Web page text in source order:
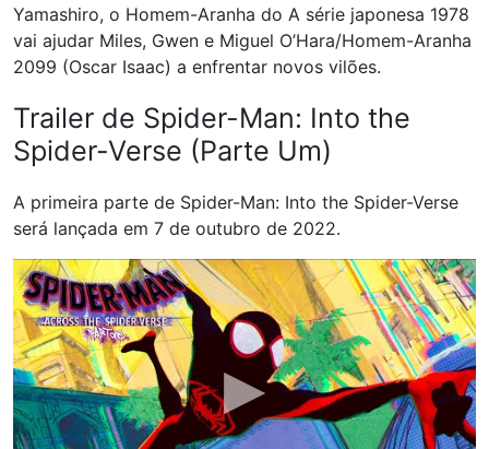
Yamashiro, o Homem-Aranha do A série japonesa 1978
vai ajudar Miles, Gwen e Miguel O’Hara/Homem-Aranha
2099 (Oscar Isaac) a enfrentar novos vilões.
Trailer de Spider-Man: Into the
Spider-Verse (Parte Um)
A primeira parte de Spider-Man: Into the Spider-Verse
será lançada em 7 de outubro de 2022.